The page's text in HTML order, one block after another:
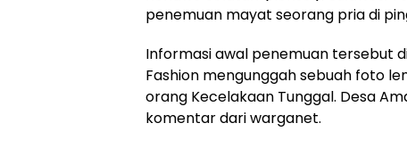
penemuan mayat seorang pria di
Informasi awal penemuan tersebut
Fashion mengunggah sebuah foto
orang Kecelakaan Tunggal. Desa
komentar dari warganet.